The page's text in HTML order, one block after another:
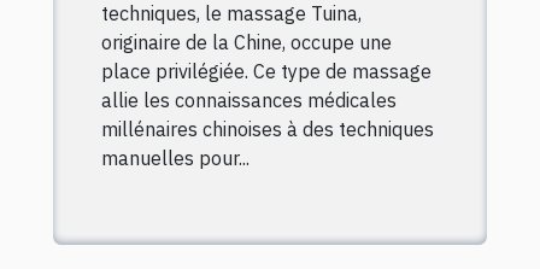
techniques, le massage Tuina,
originaire de la Chine, occupe une
place privilégiée. Ce type de massage
allie les connaissances médicales
millénaires chinoises à des techniques
manuelles pour...